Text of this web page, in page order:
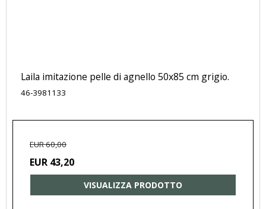
Laila imitazione pelle di agnello 50x85 cm grigio.
46-3981133
EUR 60,00
EUR 43,20
VISUALIZZA PRODOTTO